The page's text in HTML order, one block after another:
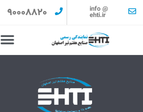
info @
ehti.ir
90008820